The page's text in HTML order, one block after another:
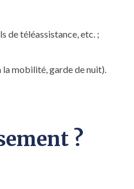
de téléassistance, etc. ;
la mobilité, garde de nuit).
?